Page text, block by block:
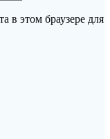
в этом браузере для